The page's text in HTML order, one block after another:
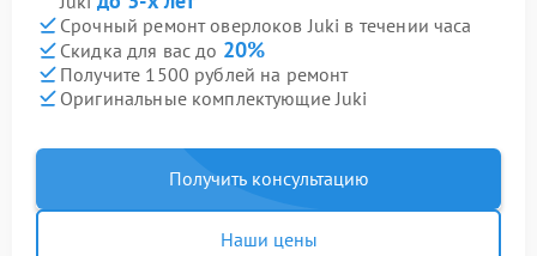
Срочный ремонт оверлоков Juki в течении часа
Скидка для вас до 20%
Получите 1500 рублей на ремонт
Оригинальные комплектующие Juki
Получить консультацию
Наши цены